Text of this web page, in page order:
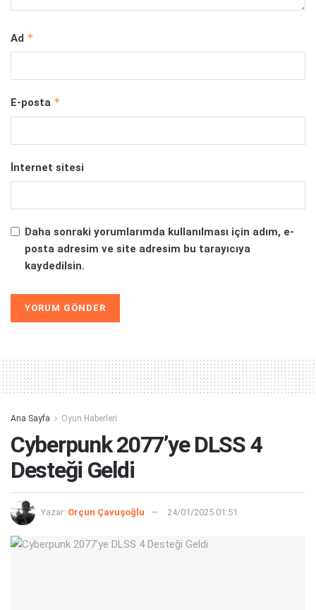
Ad *
E-posta *
İnternet sitesi
Daha sonraki yorumlarımda kullanılması için adım, e-
posta adresim ve site adresim bu tarayıcıya
kaydedilsin.
Ana Sayfa Oyun Haberleri
Cyberpunk 2077’ye DLSS 4
Desteği Geldi
Yazar: Orçun Çavuşoğlu 24/01/2025 01:51